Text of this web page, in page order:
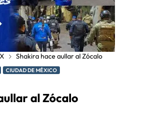
Shakira hace aullar al Zócalo
CIUDAD DE MÉXICO
al Zócalo